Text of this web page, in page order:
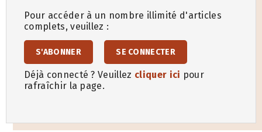
Pour accéder à un nombre illimité d'articles
complets, veuillez :
S'ABONNER SE CONNECTER
Déjà connecté ? Veuillez cliquer ici pour
rafraîchir la page.